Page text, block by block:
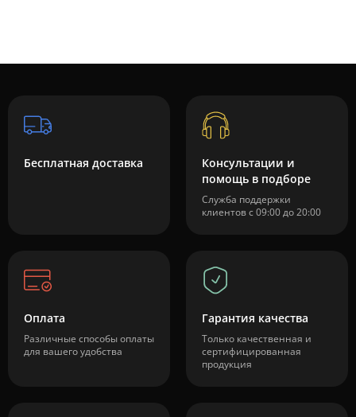
Бесплатная доставка
Консультации и
помощь в подборе
Служба поддержки
клиентов с 09:00 до 20:00
Оплата
Различные способы оплаты
для вашего удобства
Гарантия качества
Только качественная и
сертифицированная
продукция